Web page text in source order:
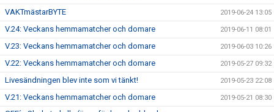
VAKTmästarBYTE 2019-06-24 13:05
V.24: Veckans hemmamatcher och domare 2019-06-11 08:01
V.23: Veckans hemmamatcher och domare 2019-06-03 10:26
V.22: Veckans hemmamatcher och domare 2019-05-27 09:32
Livesändningen blev inte som vi tänkt! 2019-05-23 22:08
V.21: Veckans hemmamatcher och domare 2019-05-21 08:30